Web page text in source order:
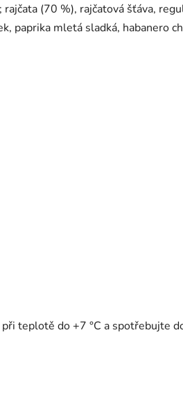
rajčata (70 %), rajčatová šťáva,
paprika mletá sladká, habanero
teplotě do +7 °C a spotřebujte